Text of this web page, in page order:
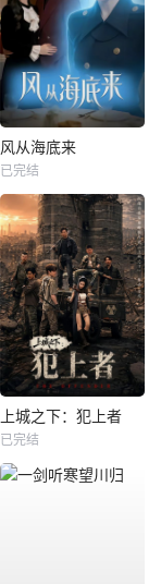
风从海底来
已完结
上城之下：犯上者
已完结